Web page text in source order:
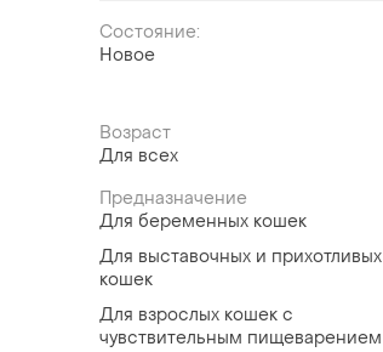
Состояние:
Новое
Возраст
Для всех
Предназначение
Для беременных кошек
Для выставочных и прихотливых
кошек
Для взрослых кошек с
чувствительным пищеварением